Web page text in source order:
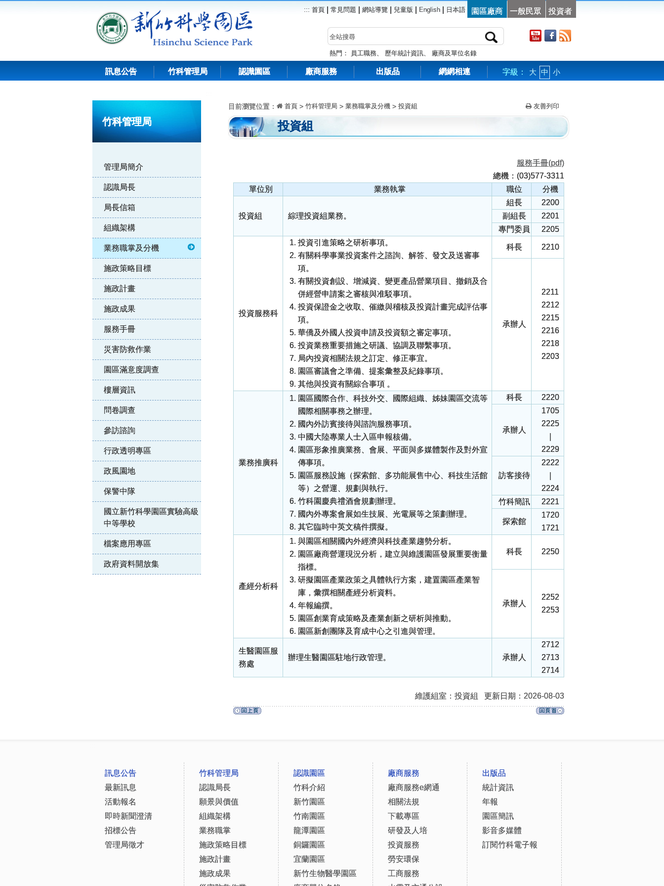
::: 首頁 常見問題 網站導覽 兒童版 English 日本語 園區廠商 一般民眾 投資者
熱門： 員工職務、 歷年統計資訊、 廠商及單位名錄
訊息公告 竹科管理局 認識園區 廠商服務 出版品 網網相連 字級： 大 中 小
竹科管理局
管理局簡介
認識局長
局長信箱
組織架構
業務職掌及分機
施政策略目標
施政計畫
施政成果
服務手冊
災害防救作業
園區滿意度調查
樓層資訊
問卷調查
參訪諮詢
行政透明專區
政風園地
保警中隊
國立新竹科學園區實驗高級
中等學校
檔案應用專區
政府資料開放集
目前瀏覽位置： 首頁 > 竹科管理局 > 業務職掌及分機 > 投資組 友善列印
投資組
服務手冊(pdf)
總機：(03)577-3311
單位別
業務執掌 職位 分機
投資組 綜理投資組業務。
組長
2200
副組長
2201
專門委員
2205
投資服務科
投資引進策略之研析事項。
有關科學事業投資案件之諮詢、解答、發文及送審事
項。
有關投資創設、增減資、變更產品營業項目、撤銷及合
併經營申請案之審核與准駁事項。
投資保證金之收取、催繳與稽核及投資計畫完成評估事
項。
華僑及外國人投資申請及投資額之審定事項。
投資業務重要措施之研議、協調及聯繫事項。
局內投資相關法規之訂定、修正事宜。
園區審議會之準備、提案彙整及紀錄事項。
其他與投資有關綜合事項 。
科長 2210
承辦人
2211
2212
2215
2216
2218
2203
業務推廣科
園區國際合作、科技外交、國際組織、姊妹園區交流等
國際相關事務之辦理。
國內外訪賓接待與諮詢服務事項。
中國大陸專業人士入區申報核備。
園區形象推廣業務、會展、平面與多媒體製作及對外宣
傳事項。
園區服務設施（探索館、多功能展售中心、科技生活館
等）之營運、規劃與執行。
竹科園慶典禮酒會規劃辦理。
國內外專案會展如生技展、光電展等之策劃辦理。
其它臨時中英文稿件撰擬。
科長 2220
承辦人
1705
2225
2229
訪客接待
2222
2224
竹科簡訊
2221
探索館
1720
1721
產經分析科
與園區相關國內外經濟與科技產業趨勢分析。
園區廠商營運現況分析，建立與維護園區發展重要衡量
指標。
研擬園區產業政策之具體執行方案，建置園區產業智
庫，彙撰相關產經分析資料。
年報編撰。
園區創業育成策略及產業創新之研析與推動。
園區新創團隊及育成中心之引進與管理。
科長 2250
承辦人
2252
2253
生醫園區服
務處
辦理生醫園區駐地行政管理。 承辦人
2712
2713
2714
維護組室：投資組 更新日期：2026-08-03
訊息公告
最新訊息
活動報名
即時新聞澄清
招標公告
管理局徵才
竹科管理局
認識局長
願景與價值
組織架構
業務職掌
施政策略目標
施政計畫
施政成果
認識園區
竹科介紹
新竹園區
竹南園區
龍潭園區
銅鑼園區
宜蘭園區
新竹生物醫學園區
廠商服務
廠商服務e網通
相關法規
下載專區
研發及人培
投資服務
勞安環保
工商服務
出版品
統計資訊
年報
園區簡訊
影音多媒體
訂閱竹科電子報